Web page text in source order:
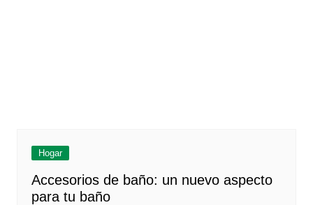
Hogar
Accesorios de baño: un nuevo aspecto
para tu baño